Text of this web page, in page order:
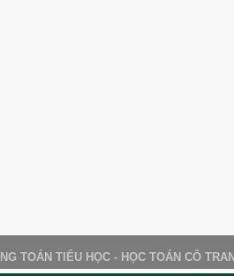
TOÁN TIỂU HỌC - HỌC TOÁN CÔ